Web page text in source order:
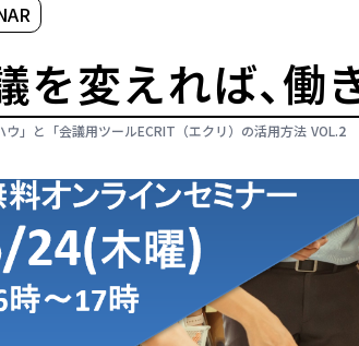
を変えれば、働
ウ」と「会議用ツールECRIT（エクリ）の活用方法 VOL.2